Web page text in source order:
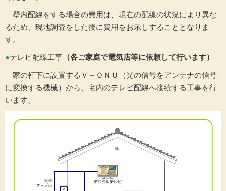
壁内配線をする場合の費用は、現在の配線の状況により異な
るため、現地調査をした後に費用をお示しすることとなりま
す。
●テレビ配線工事 （各ご家庭で電気店等に依頼して行います）
家の軒下に設置するＶ－ＯＮＵ（光の信号をアンテナの信号
に変換する機械）から、宅内のテレビ配線へ接続する工事を行
います。